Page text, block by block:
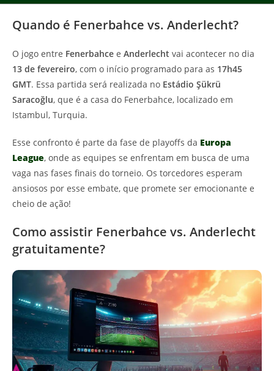
Quando é Fenerbahce vs. Anderlecht?
O jogo entre Fenerbahce e Anderlecht vai acontecer no dia
13 de fevereiro, com o início programado para as 17h45
GMT. Essa partida será realizada no Estádio Şükrü
Saracoğlu, que é a casa do Fenerbahce, localizado em
Istambul, Turquia.
Esse confronto é parte da fase de playoffs da Europa
League, onde as equipes se enfrentam em busca de uma
vaga nas fases finais do torneio. Os torcedores esperam
ansiosos por esse embate, que promete ser emocionante e
cheio de ação!
Como assistir Fenerbahce vs. Anderlecht
gratuitamente?